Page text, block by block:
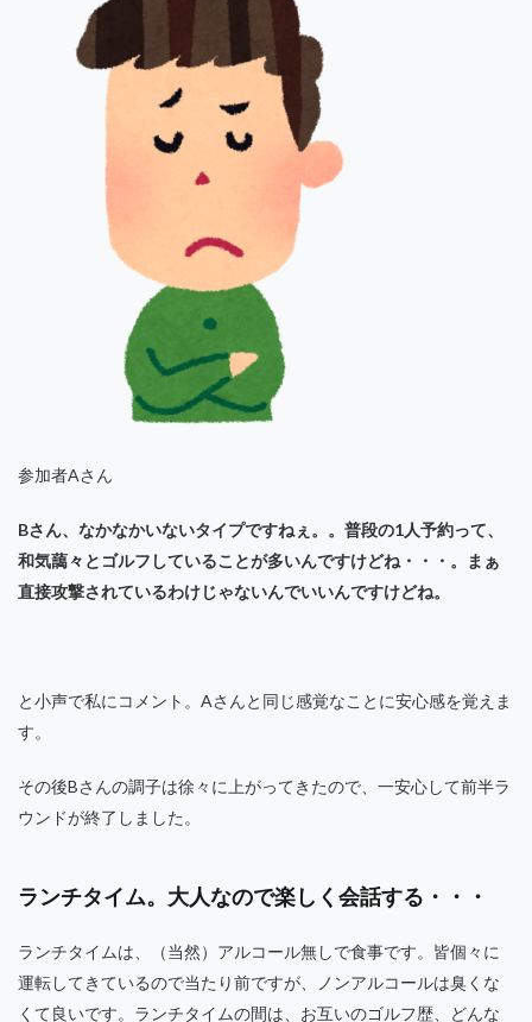
参加者Aさん
Bさん、なかなかいないタイプですねぇ。。普段の1人予約って、
和気藹々とゴルフしていることが多いんですけどね・・・。まぁ
直接攻撃されているわけじゃないんでいいんですけどね。
と小声で私にコメント。Aさんと同じ感覚なことに安心感を覚えま
す。
その後Bさんの調子は徐々に上がってきたので、一安心して前半ラ
ウンドが終了しました。
ランチタイム。大人なので楽しく会話する・・・
ランチタイムは、（当然）アルコール無しで食事です。皆個々に
運転してきているので当たり前ですが、ノンアルコールは臭くな
くて良いです。ランチタイムの間は、お互いのゴルフ歴、どんな